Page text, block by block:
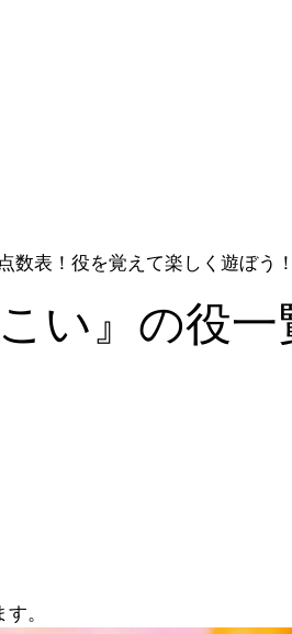
数表！役を覚えて楽しく遊ぼう！
い』の役
。